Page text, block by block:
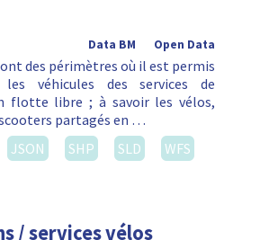
Open Data
Data BM
des périmètres où il est permis
véhicules des services de
flotte libre ; à savoir les vélos,
partagés en …
JSON SHP SLD
WFS
/ services vélos